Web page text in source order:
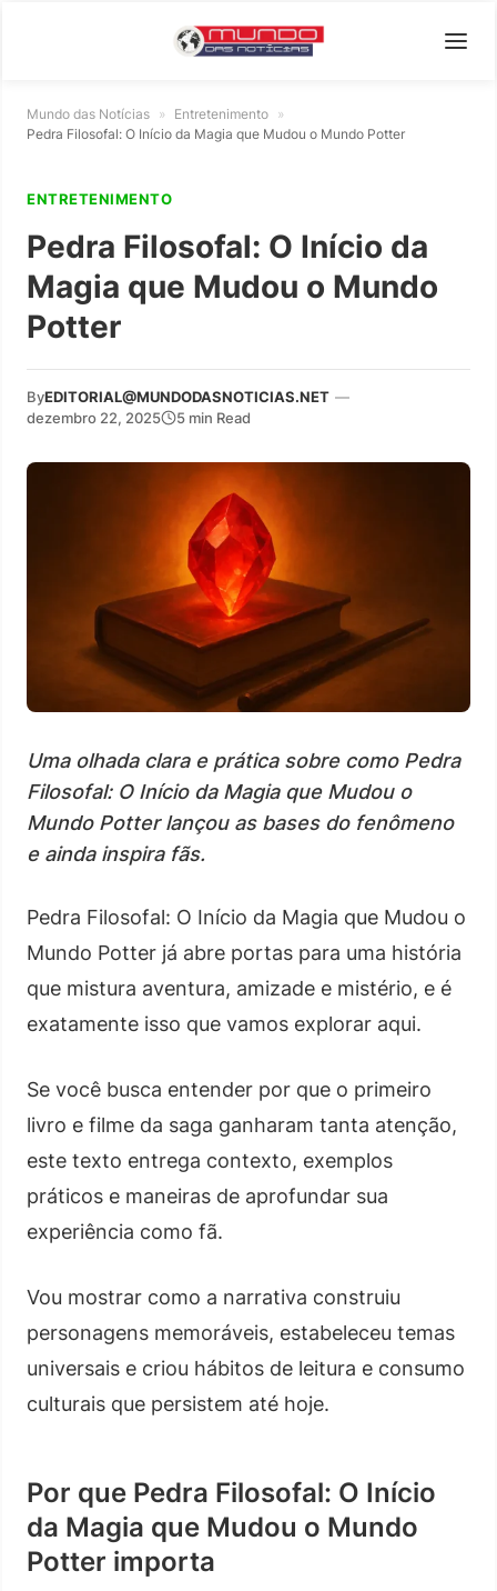
Mundo das Notícias » Entretenimento »
Pedra Filosofal: O Início da Magia que Mudou o Mundo Potter
ENTRETENIMENTO
Pedra Filosofal: O Início da
Magia que Mudou o Mundo
Potter
ByEDITORIAL@MUNDODASNOTICIAS.NET —
dezembro 22, 2025
5 min Read
Uma olhada clara e prática sobre como Pedra
Filosofal: O Início da Magia que Mudou o
Mundo Potter lançou as bases do fenômeno
e ainda inspira fãs.
Pedra Filosofal: O Início da Magia que Mudou o
Mundo Potter já abre portas para uma história
que mistura aventura, amizade e mistério, e é
exatamente isso que vamos explorar aqui.
Se você busca entender por que o primeiro
livro e filme da saga ganharam tanta atenção,
este texto entrega contexto, exemplos
práticos e maneiras de aprofundar sua
experiência como fã.
Vou mostrar como a narrativa construiu
personagens memoráveis, estabeleceu temas
universais e criou hábitos de leitura e consumo
culturais que persistem até hoje.
Por que Pedra Filosofal: O Início
da Magia que Mudou o Mundo
Potter importa